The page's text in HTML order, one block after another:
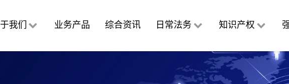
我们 业务产品 综合资讯 日常法务 知识产权